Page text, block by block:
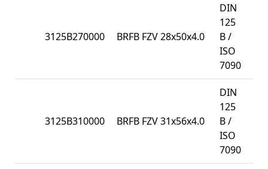
3125B270000 BRFB FZV 28x50x4.0
DIN
125
B /
ISO
7090
3125B310000 BRFB FZV 31x56x4.0
DIN
125
B /
ISO
7090